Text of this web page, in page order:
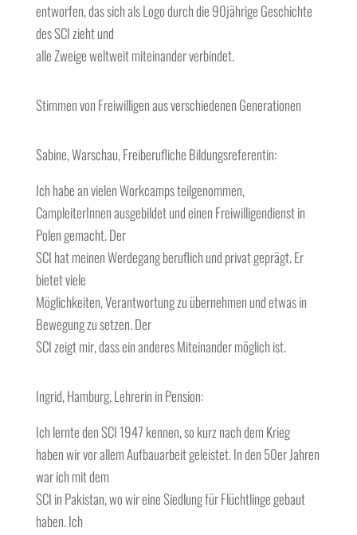
entworfen, das sich als Logo durch die 90jährige Geschichte
des SCI zieht und
alle Zweige weltweit miteinander verbindet.
Stimmen von Freiwilligen aus verschiedenen Generationen
Sabine, Warschau, Freiberufliche Bildungsreferentin:
Ich habe an vielen Workcamps teilgenommen,
CampleiterInnen ausgebildet und einen Freiwilligendienst in
Polen gemacht. Der
SCI hat meinen Werdegang beruflich und privat geprägt. Er
bietet viele
Möglichkeiten, Verantwortung zu übernehmen und etwas in
Bewegung zu setzen. Der
SCI zeigt mir, dass ein anderes Miteinander möglich ist.
Ingrid, Hamburg, Lehrerin in Pension:
Ich lernte den SCI 1947 kennen, so kurz nach dem Krieg
haben wir vor allem Aufbauarbeit geleistet. In den 50er Jahren
war ich mit dem
SCI in Pakistan, wo wir eine Siedlung für Flüchtlinge gebaut
haben. Ich